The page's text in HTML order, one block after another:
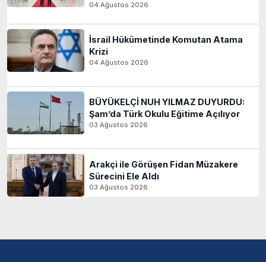
04 Ağustos 2026
İsrail Hükümetinde Komutan Atama
Krizi
04 Ağustos 2026
BÜYÜKELÇİ NUH YILMAZ DUYURDU:
Şam’da Türk Okulu Eğitime Açılıyor
03 Ağustos 2026
Arakçi ile Görüşen Fidan Müzakere
Sürecini Ele Aldı
03 Ağustos 2026